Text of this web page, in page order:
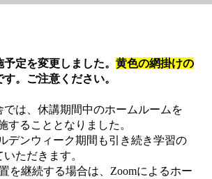
予定を変更しました。黄色の網掛けの
。ご注意ください。
では、休講期間中のホームルームを
することとなりました。
デンウィーク期間も引き続き学習の
ただきます。
を継続する場合は、Zoomによるホー